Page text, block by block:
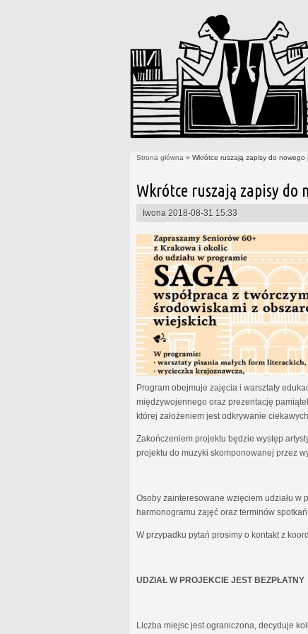
Strona główna » Wkrótce ruszają zapisy do nowego
Wkrótce ruszają zapisy do
Iwona 2018-08-31 15:33
Program obejmuje zajęcia i warsztaty
międzywojennego oraz prezentację
której założeniem jest odkrywanie
Zakończeniem projektu będzie występ
projektu do muzyki skomponowanej przez
Osoby zainteresowane wzięciem udziału w
harmonogramu zajęć oraz terminów spotkań.
W przypadku pytań prosimy o kontakt z
UDZIAŁ W PROJEKCIE JEST BEZPŁATNY
Liczba miejsc jest ograniczona, decyduje